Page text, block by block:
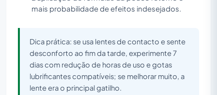
mais probabilidade de efeitos indesejados.
Dica prática: se usa lentes de contacto e sente
desconforto ao fim da tarde, experimente 7
dias com redução de horas de uso e gotas
lubrificantes compatíveis; se melhorar muito, a
lente era o principal gatilho.